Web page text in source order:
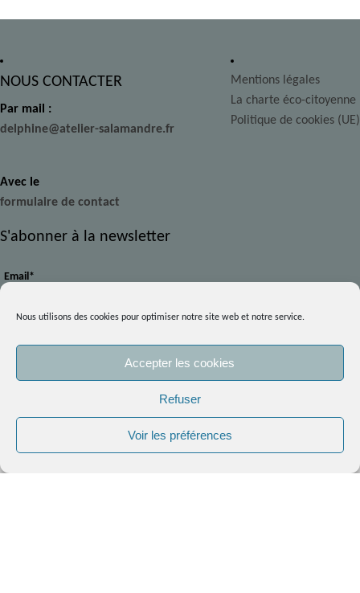
cookies sur le site.En savoir plus.
OK
Nous utilisons des cookies pour optimiser notre site web et notre service.
Accepter les cookies
Refuser
Voir les préférences
NOUS CONTACTER
Par mail :
delphine@atelier-salamandre.fr
Avec le
formulaire de contact
Mentions légales
La charte éco-citoyenne
Politique de cookies (UE)
S'abonner à la newsletter
Email*